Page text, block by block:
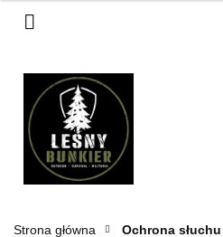
Strona główna Ochrona słuchu